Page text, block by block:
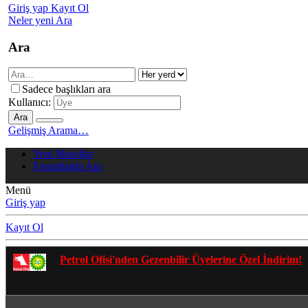
Giriş yap Kayıt Ol
Neler yeni Ara
Ara
Sadece başlıkları ara
Kullanıcı:
Ara
Gelişmiş Arama…
Yeni Mesajlar
Forumlarda Ara
Menü
Giriş yap
Kayıt Ol
Gezenbilir Whatsapp Grupları'na Katılmak İçin